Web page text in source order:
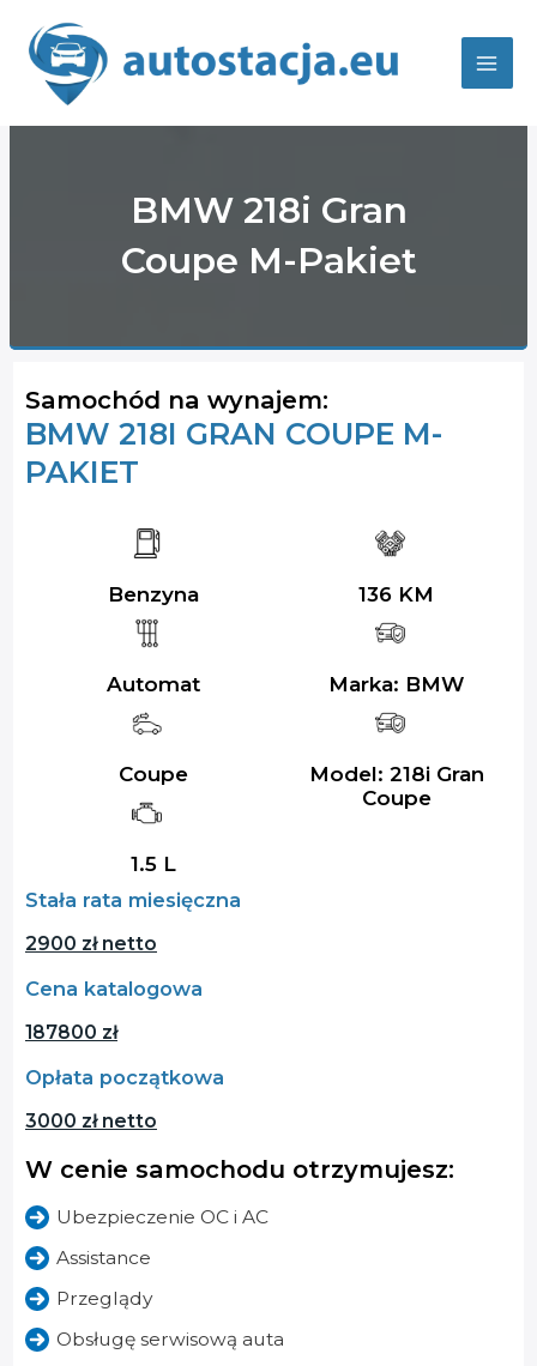
content
BMW 218i Gran
Coupe M-Pakiet
Samochód na wynajem:
BMW 218I GRAN COUPE M-
PAKIET
Benzyna
Automat
Coupe
1.5 L
136 KM
Marka: BMW
Model: 218i Gran
Coupe
Stała rata miesięczna
2900 zł netto
Cena katalogowa
187800 zł
Opłata początkowa
3000 zł netto
W cenie samochodu otrzymujesz:
Ubezpieczenie OC i AC
Assistance
Przeglądy
Obsługę serwisową auta